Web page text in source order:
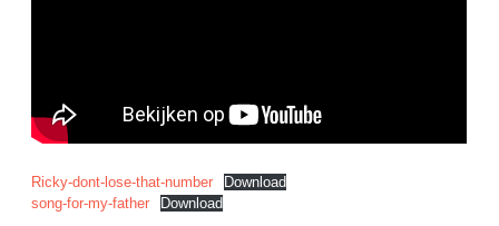
Ricky-dont-lose-that-number
Download
song-for-my-father
Download